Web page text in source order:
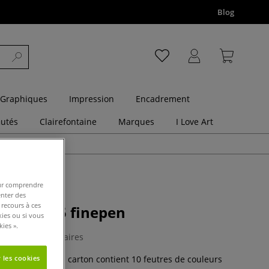
Blog
Impression
Encadrement
Clairefontaine Marques I Love Art
55 finepen
0 Commentaires
55 finepen en carton contient 10 feutres de couleurs
comprendre
des
à ces
ou si vous
».
cookies